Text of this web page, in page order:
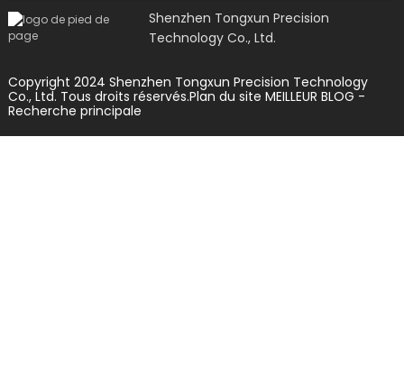
Shenzhen Tongxun Precision
Technology Co., Ltd.
Copyright 2024 Shenzhen Tongxun Precision Technology
Co., Ltd. Tous droits réservés.Plan du site MEILLEUR BLOG -
Recherche principale